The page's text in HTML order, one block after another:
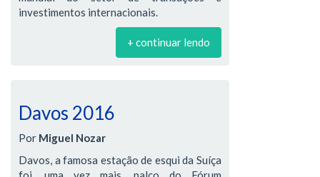
investimentos internacionais.
+ continuar lendo
Davos 2016
Por Miguel Nozar
Davos, a famosa estação de esqui da Suíça